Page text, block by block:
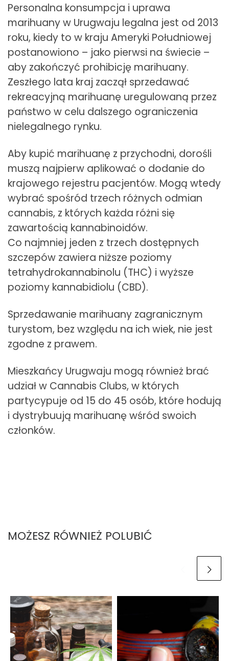
Personalna konsumpcja i uprawa
marihuany w Urugwaju legalna jest od 2013
roku, kiedy to w kraju Ameryki Południowej
postanowiono – jako pierwsi na świecie –
aby zakończyć prohibicję marihuany.
Zeszłego lata kraj zaczął sprzedawać
rekreacyjną marihuanę uregulowaną przez
państwo w celu dalszego ograniczenia
nielegalnego rynku.
Aby kupić marihuanę z przychodni, dorośli
muszą najpierw aplikować o dodanie do
krajowego rejestru pacjentów. Mogą wtedy
wybrać spośród trzech różnych odmian
cannabis, z których każda różni się
zawartością kannabinoidów.
Co najmniej jeden z trzech dostępnych
szczepów zawiera niższe poziomy
tetrahydrokannabinolu (THC) i wyższe
poziomy kannabidiolu (CBD).
Sprzedawanie marihuany zagranicznym
turystom, bez względu na ich wiek, nie jest
zgodne z prawem.
Mieszkańcy Urugwaju mogą również brać
udział w Cannabis Clubs, w których
partycypuje od 15 do 45 osób, które hodują
i dystrybuują marihuanę wśród swoich
członków.
MOŻESZ RÓWNIEŻ POLUBIĆ